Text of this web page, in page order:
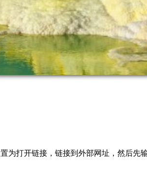
为打开链接，链接到外部网址，然后先